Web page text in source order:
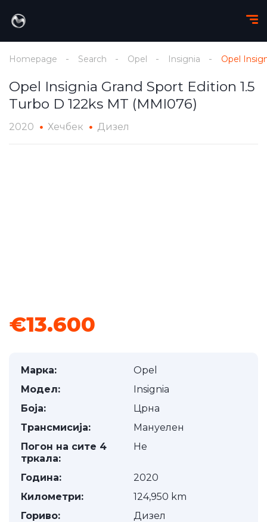
Homepage Search Opel Insignia Opel
Opel Insignia Grand Sport Edition 1.5
Turbo D 122ks MT (MMI076)
2020 Хечбек Дизел
€13.600
Марка:
Opel
Модел:
Insignia
Боја:
Црна
Трансмисија:
Мануелен
Погон на сите 4
тркала:
Не
Година:
2020
Километри:
124,950 km
Гориво:
Дизел